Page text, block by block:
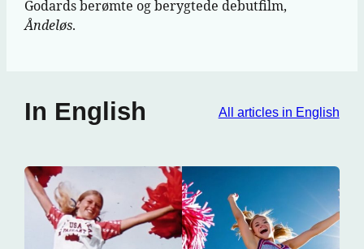
Godards berømte og berygtede debutfilm,
Åndeløs.
In English All articles in English